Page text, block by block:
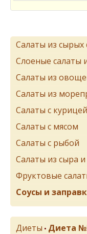
Салаты из
Слоеные салаты
Салаты из
Салаты из
Салаты с курицей
Салаты с мясом
Салаты с рыбой
Салаты из сыра
Фруктовые
Соусы и
Диеты • Диета